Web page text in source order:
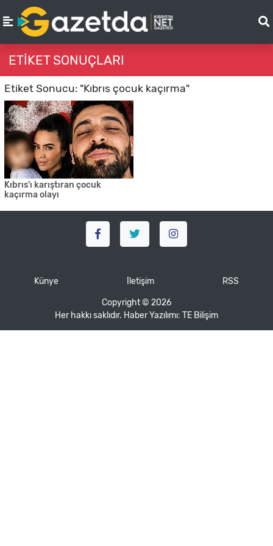
ETIKET SONUÇLARI
Etiket Sonucu: "Kıbrıs çocuk kaçırma"
Kıbrıs'ı karıştıran çocuk
kaçırma olayı
Künye İletişim RSS
Copyright © 2026
Her hakkı saklıdır. Haber Yazılımı: TE Bilişim